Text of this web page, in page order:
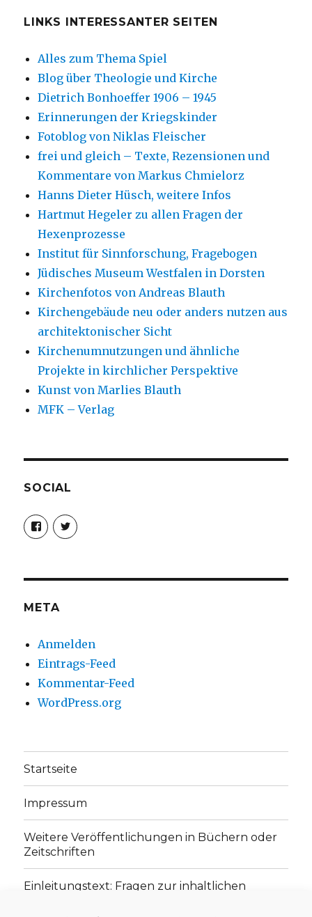
LINKS INTERESSANTER SEITEN
Alles zum Thema Spiel
Blog über Theologie und Kirche
Dietrich Bonhoeffer 1906 – 1945
Erinnerungen der Kriegskinder
Fotoblog von Niklas Fleischer
frei und gleich – Texte, Rezensionen und
Kommentare von Markus Chmielorz
Hanns Dieter Hüsch, weitere Infos
Hartmut Hegeler zu allen Fragen der
Hexenprozesse
Institut für Sinnforschung, Fragebogen
Jüdisches Museum Westfalen in Dorsten
Kirchenfotos von Andreas Blauth
Kirchengebäude neu oder anders nutzen aus
architektonischer Sicht
Kirchenumnutzungen und ähnliche
Projekte in kirchlicher Perspektive
Kunst von Marlies Blauth
MFK – Verlag
SOCIAL
Profil
von
christoph.fleischer1
anzeigen
Profil
von
anzeigen
META
Anmelden
Eintrags-Feed
Kommentar-Feed
WordPress.org
Startseite
Impressum
Weitere Veröffentlichungen in Büchern oder
Zeitschriften
Einleitungstext: Fragen zur inhaltlichen